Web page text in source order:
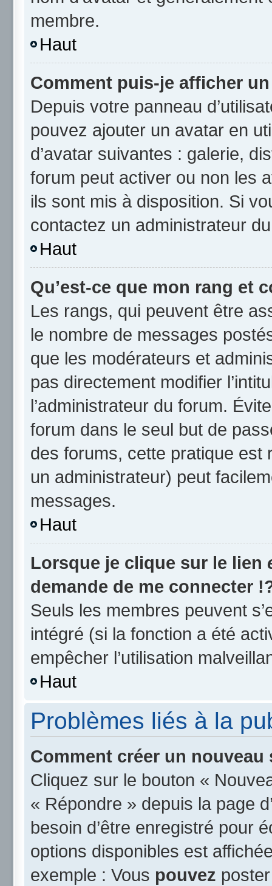
membre.
Haut
Comment puis-je afficher
Depuis votre panneau
pouvez ajouter un avatar en
d’avatar suivantes : galerie,
forum peut activer ou non les
ils sont mis à disposition. Si
contactez un administrateur
Haut
Qu’est-ce que mon rang et
Les rangs, qui peuvent être
le nombre de messages
que les modérateurs et
pas directement modifier
l’administrateur du forum.
forum dans le seul but de
des forums, cette pratique est
un administrateur) peut
messages.
Haut
Lorsque je clique sur le lien
demande de me connecter
Seuls les membres peuvent
intégré (si la fonction a été
empêcher l’utilisation
Haut
Problèmes liés à la
Comment créer un
Cliquez sur le bouton «
« Répondre » depuis la page
besoin d’être enregistré pour
options disponibles est
exemple : Vous pouvez